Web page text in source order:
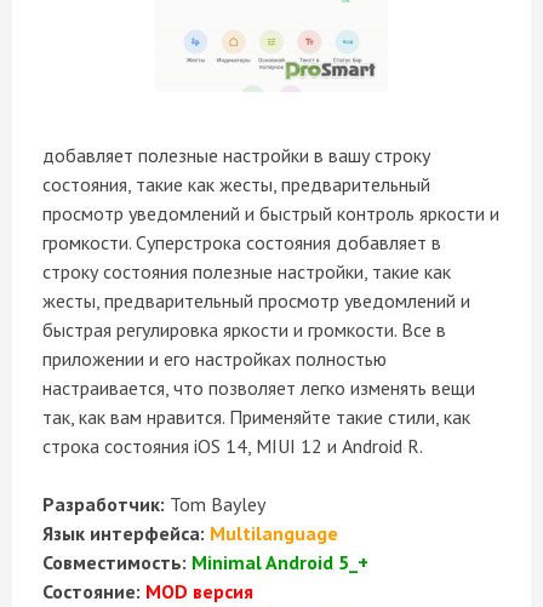
добавляет полезные настройки в вашу строку
состояния, такие как жесты, предварительный
просмотр уведомлений и быстрый контроль яркости и
громкости. Суперстрока состояния добавляет в
строку состояния полезные настройки, такие как
жесты, предварительный просмотр уведомлений и
быстрая регулировка яркости и громкости. Все в
приложении и его настройках полностью
настраивается, что позволяет легко изменять вещи
так, как вам нравится. Применяйте такие стили, как
строка состояния iOS 14, MIUI 12 и Android R.
Разработчик: Tom Bayley
Язык интерфейса: Multilanguage
Совместимость: Minimal Android 5_+
Состояние: MOD версия